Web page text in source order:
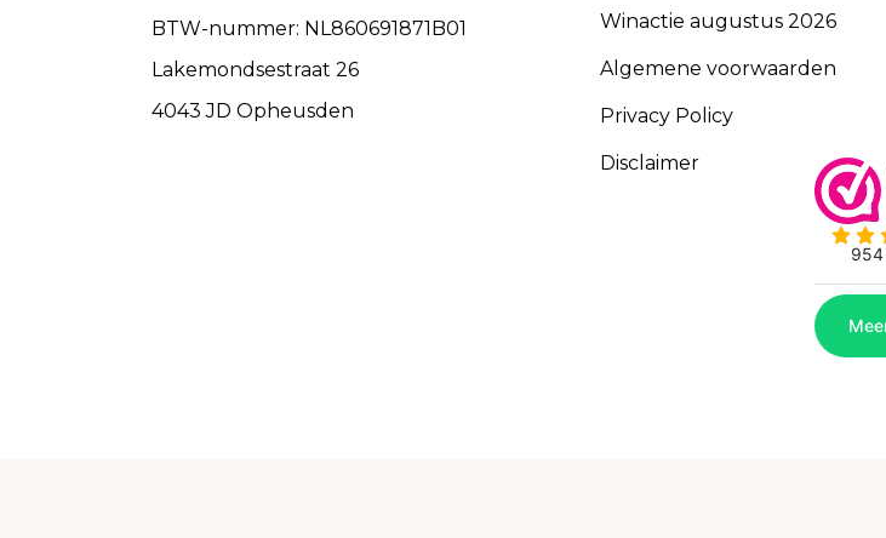
BTW-nummer: NL860691871B01
Lakemondsestraat 26
4043 JD Opheusden
Winactie augustus 2026
Algemene voorwaarden
Privacy Policy
Disclaimer